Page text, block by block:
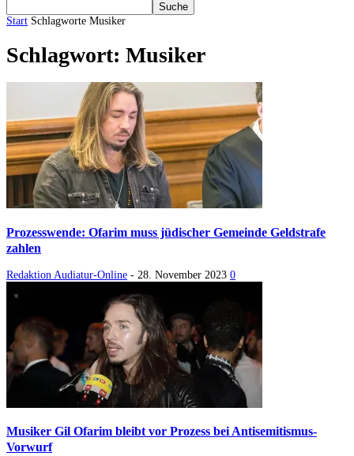
Start Schlagworte Musiker
Schlagwort: Musiker
Prozesswende: Ofarim muss jüdischer Gemeinde Geldstrafe
zahlen
Redaktion Audiatur-Online - 28. November 2023 0
Musiker Gil Ofarim bleibt vor Prozess bei Antisemitismus-
Vorwurf